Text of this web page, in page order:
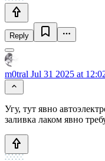
Reply
m0tral Jul 31 2025 at
Угу, тут явно
заливка лаком явно